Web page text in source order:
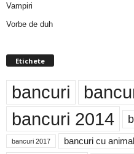
Vampiri
Vorbe de duh
Etichete
bancuri
bancuri 2014
bancuri 2017 bancuri cu